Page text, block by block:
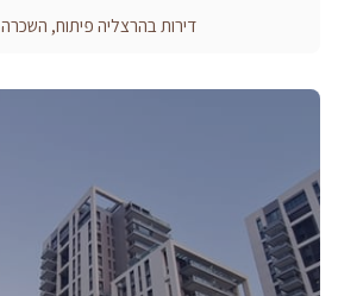
דירות בהרצליה פיתוח, השכרה /